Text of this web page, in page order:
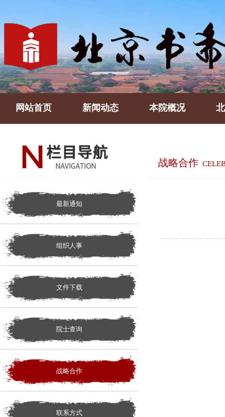
网站首页 新闻动态 本院概况
最新通知
组织人事
文件下载
院士查询
战略合作
联系方式
战略合作